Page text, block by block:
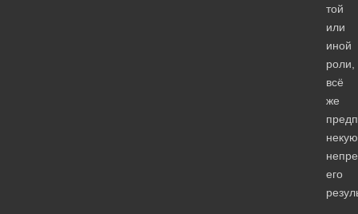
той
или
иной
роли,
всё
же
некую
его